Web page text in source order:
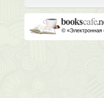
© «Электронная